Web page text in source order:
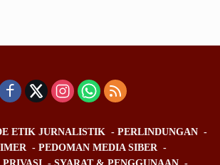
ETIK JURNALISTIK
PERLINDUNGAN
PEDOMAN MEDIA SIBER